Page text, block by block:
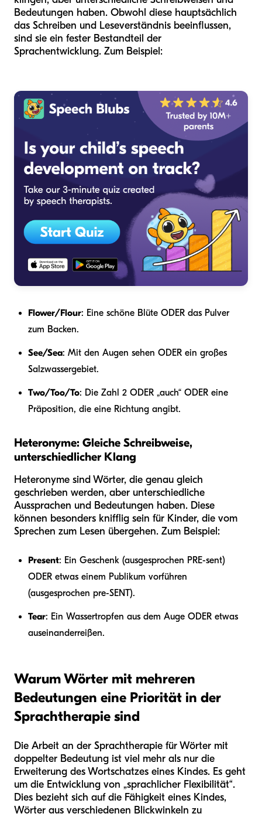
Bedeutungen haben. Obwohl diese hauptsächlich
das Schreiben und Leseverständnis beeinflussen,
sind sie ein fester Bestandteil der
Sprachentwicklung. Zum Beispiel:
Flower/Flour: Eine schöne Blüte ODER das Pulver
zum Backen.
See/Sea: Mit den Augen sehen ODER ein großes
Salzwassergebiet.
Two/Too/To: Die Zahl 2 ODER „auch“ ODER eine
Präposition, die eine Richtung angibt.
Heteronyme: Gleiche Schreibweise,
unterschiedlicher Klang
Heteronyme sind Wörter, die genau gleich
geschrieben werden, aber unterschiedliche
Aussprachen und Bedeutungen haben. Diese
können besonders knifflig sein für Kinder, die vom
Sprechen zum Lesen übergehen. Zum Beispiel:
Present: Ein Geschenk (ausgesprochen PRE-sent)
ODER etwas einem Publikum vorführen
(ausgesprochen pre-SENT).
Tear: Ein Wassertropfen aus dem Auge ODER etwas
auseinanderreißen.
Warum Wörter mit mehreren
Bedeutungen eine Priorität in der
Sprachtherapie sind
Die Arbeit an der Sprachtherapie für Wörter mit
doppelter Bedeutung ist viel mehr als nur die
Erweiterung des Wortschatzes eines Kindes. Es geht
um die Entwicklung von „sprachlicher Flexibilität“.
Dies bezieht sich auf die Fähigkeit eines Kindes,
Wörter aus verschiedenen Blickwinkeln zu